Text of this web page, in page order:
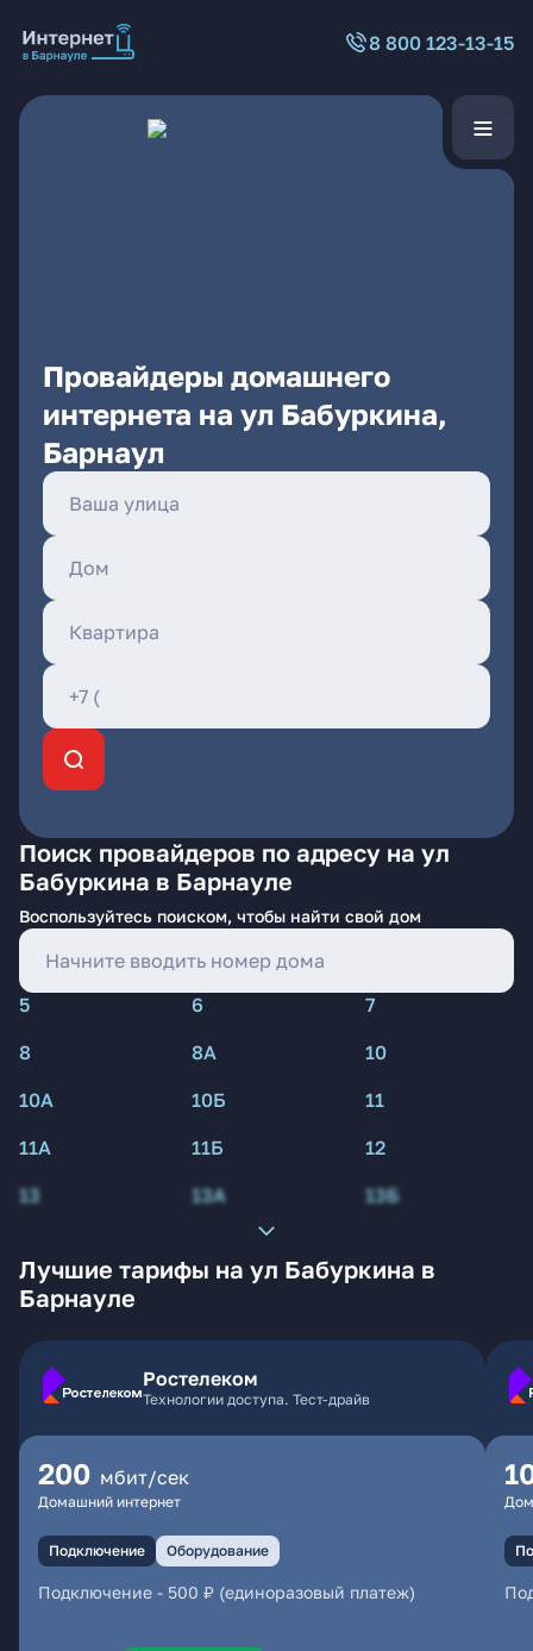
8 800 123-13-15
Провайдеры домашнего
интернета на ул Бабуркина,
Барнаул
Поиск провайдеров по адресу на ул
Бабуркина в Барнауле
Воспользуйтесь поиском, чтобы найти свой дом
5 6
7
8
8А
10
10А
10Б
11
11А
11Б
12
13
13А 13Б
Лучшие тарифы на ул Бабуркина в
Барнауле
Ростелеком
Технологии доступа. Тест-драйв
200 мбит/сек
Домашний интернет
Подключение Оборудование
Подключение - 500 ₽ (единоразовый платеж)